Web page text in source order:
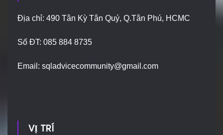
Địa chỉ: 490 Tân Kỳ Tân Quý, Q.Tân Phú, HCMC
Số ĐT: 085 884 8735
Email:sqladvicecommunity@gmail.com
VỊ TRÍ